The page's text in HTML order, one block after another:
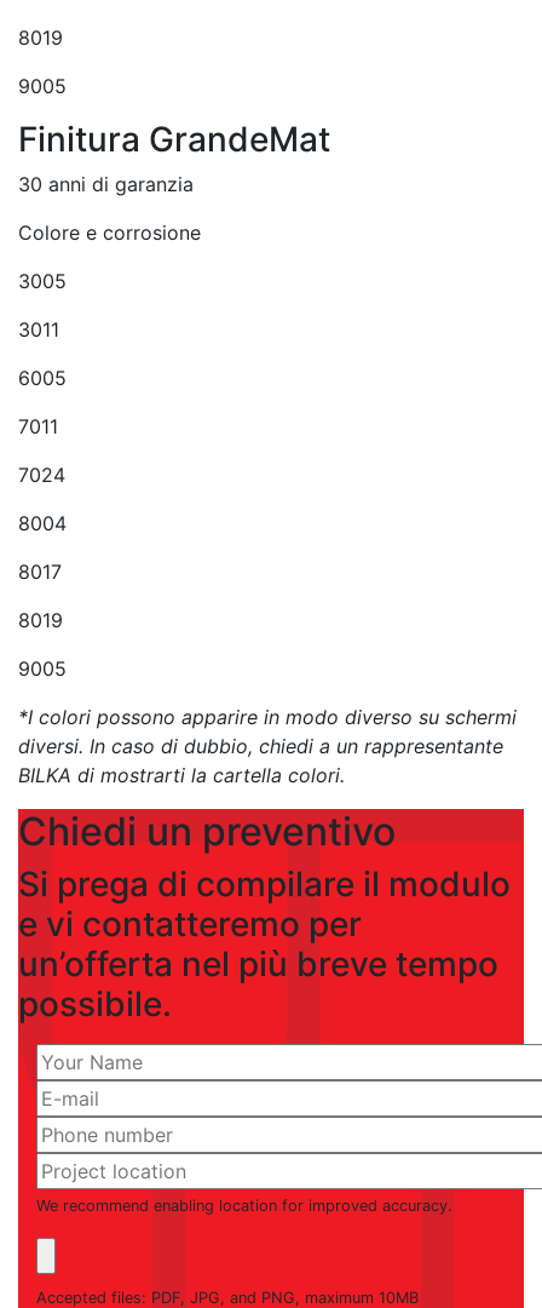
8019
9005
Finitura GrandeMat
30 anni di garanzia
Colore e corrosione
3005
3011
6005
7011
7024
8004
8017
8019
9005
*I colori possono apparire in modo diverso su schermi
diversi. In caso di dubbio, chiedi a un rappresentante
BILKA di mostrarti la cartella colori.
Chiedi un preventivo
Si prega di compilare il modulo
e vi contatteremo per
un’offerta nel più breve tempo
possibile.
We recommend enabling location for improved accuracy.
Accepted files: PDF, JPG, and PNG, maximum 10MB